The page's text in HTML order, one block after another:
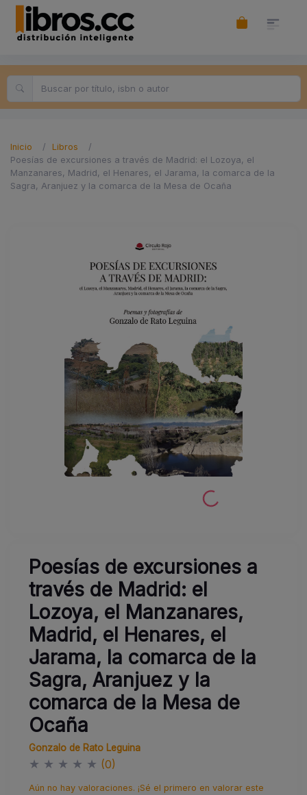
Inicio
Libros
Poesías de excursiones a través de Madrid: el Lozoya, el
Manzanares, Madrid, el Henares, el Jarama, la comarca de la
Sagra, Aranjuez y la comarca de la Mesa de Ocaña
Poesías de excursiones a
través de Madrid: el
Lozoya, el Manzanares,
Madrid, el Henares, el
Jarama, la comarca de la
Sagra, Aranjuez y la
comarca de la Mesa de
Ocaña
Gonzalo de Rato Leguina
★ ★ ★ ★ ★ (0)
Aún no hay valoraciones. ¡Sé el primero en valorar este